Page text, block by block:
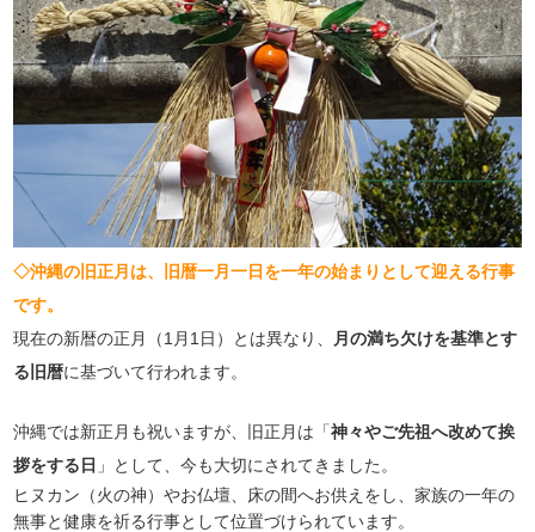
◇沖縄の旧正月は、旧暦一月一日を一年の始まりとして迎える行事
です。
現在の新暦の正月（1月1日）とは異なり、
月の満ち欠けを基準とす
る旧暦に基づいて行われます。
沖縄では新正月も祝いますが、旧正月は「神々やご先祖へ改めて挨
拶をする日 」として、今も大切にされてきました。
ヒヌカン（火の神）やお仏壇、床の間へお供えをし、家族の一年の
無事と健康を祈る行事として位置づけられています。